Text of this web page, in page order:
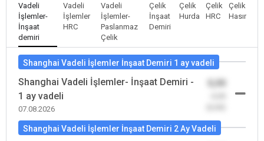
Vadeli
İşlemler-
İnşaat
demiri
Vadeli
İşlemler
HRC
Vadeli
İşlemler-
Paslanmaz
Çelik
Çelik
İnşaat
Demiri
Çelik
Hurda
Çelik
HRC
Çelik
Hasır
Shanghai Vadeli İşlemler İnşaat Demiri 1 ay vadeli
Shanghai Vadeli İşlemler- İnşaat Demiri -
1 ay vadeli
07.08.2026
0,00
Shanghai Vadeli İşlemler İnşaat Demiri 2 Ay Vadeli